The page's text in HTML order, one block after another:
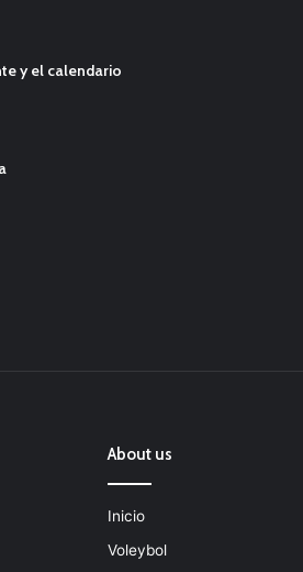
y el calendario
About us
Inicio
Voleybol